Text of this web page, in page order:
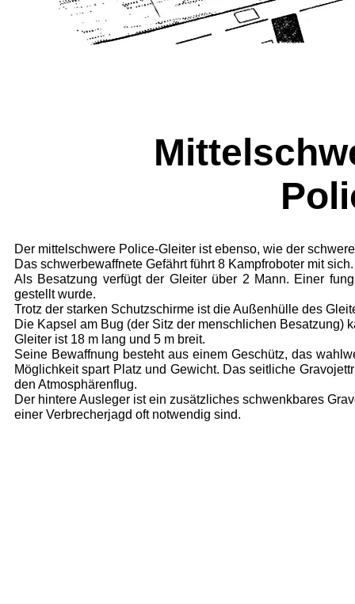
Der mittelschwere Police-Gleiter ist ebenso, wie der
Das schwerbewaffnete Gefährt führt 8 Kampf­roboter mit sich.
Als Besatzung verfügt der Gleiter über 2 Mann. Einer
gestellt wurde.
Trotz der starken Schutzschirme ist die Außenhülle des
Die Kapsel am Bug (der Sitz der menschlichen Besatzung)
Gleiter ist 18 m lang und 5 m breit.
Seine Bewaffnung besteht aus einem Ge­schütz, das
Möglichkeit spart Platz und Gewicht. Das seitliche
den Atmosphärenflug.
Der hintere Ausleger ist ein zusätzliches schwenkbares
einer Verbrecherjagd oft notwendig sind.